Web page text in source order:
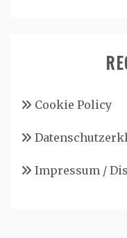
Cookie Policy
Impressum /